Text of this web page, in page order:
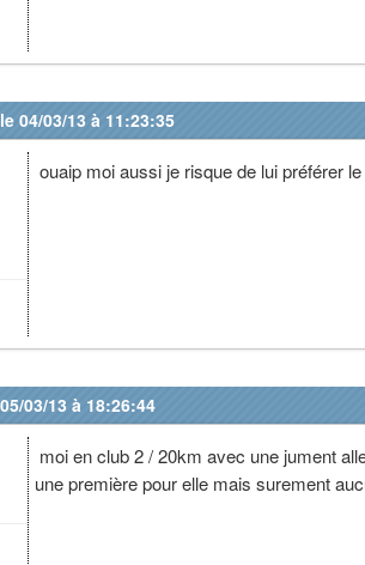
04/03/13 à 11:23:35
ouaip moi aussi je risque de lui préférer
03/13 à 18:26:44
moi en club 2 / 20km avec une jument
une première pour elle mais surement